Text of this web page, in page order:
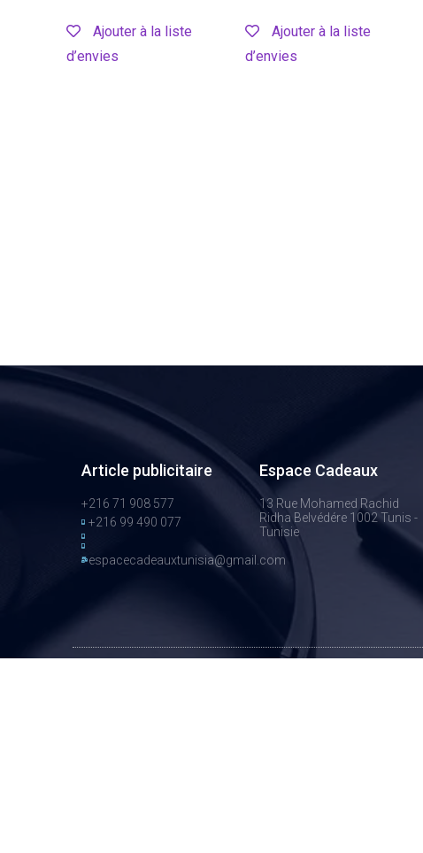
Ajouter à la liste
d’envies
Ajouter à la liste
d’envies
Article publicitaire
+216 71 908 577
+216 99 490 077
espacecadeauxtunisia@gmail.com
Espace Cadeaux
13 Rue Mohamed Rachid
Ridha Belvédére 1002 Tunis -
Tunisie